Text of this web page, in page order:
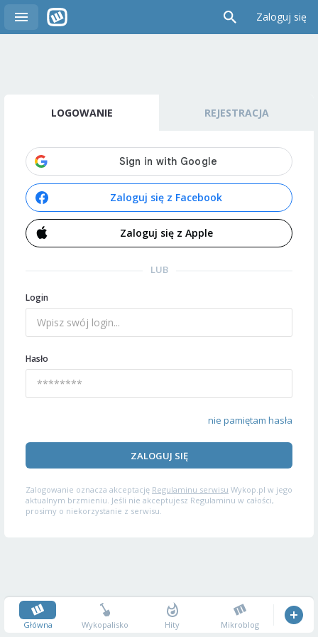
Zaloguj się
LOGOWANIE REJESTRACJA
Zaloguj się z Facebook
Zaloguj się z Apple
LUB
Login
Hasło
nie pamiętam hasła
ZALOGUJ SIĘ
Zalogowanie oznacza akceptację Regulaminu serwisu Wykop.pl w jego
aktualnym brzmieniu. Jeśli nie akceptujesz Regulaminu w całości,
prosimy o niekorzystanie z serwisu.
Główna Wykopalisko Hity Mikroblog